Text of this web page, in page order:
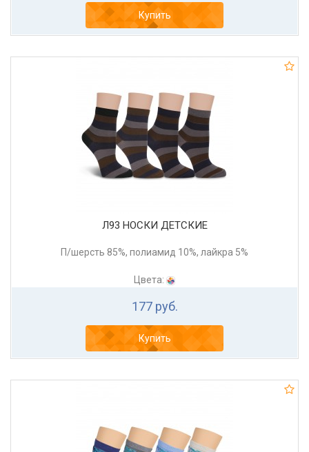
Купить
Л93 НОСКИ ДЕТСКИЕ
П/шерсть 85%, полиамид 10%, лайкра 5%
Цвета:
177 руб.
Купить